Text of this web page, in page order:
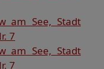
am See, Stadt
7
am See, Stadt
7